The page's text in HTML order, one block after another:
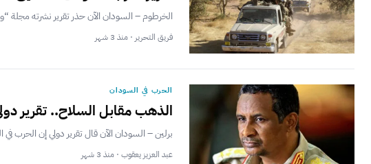
الخرطوم – السودان الآن حذر تقرير نشرته مجلة
فريق التحرير · منذ 3 شهر
الحرب في السودان
الذهب مقابل السلاح.. تقرير
برلين – السودان الآن قال تقرير دولي إن الحرب
عبد العزيز يعقوب · منذ 3 شهر